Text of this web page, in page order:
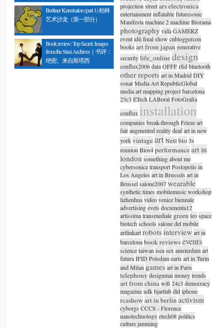
Berliner Kunstsalon (part 1) 柏林
艺术沙龙（第一部分）
Book review: Top Secret. Images
from the Stasi Archives｜书评：
绝密。来自斯塔西
projection streetars electronica
entertainmentinflatablefuturesonic
Manifestamachine 2 machineBiorama
photography vidaGAMERZ
eventidii final show cnbloggercon
books art from japan generative
securitylife_onlinedesign
conflux2006dataOFFFrfidbluetooth
other reports art in MadridDIY
sonarMedia Art RepublicGlobal
media art mapping projectbarcelona
23c3 ETech LABoralFotoGrafia
conflux installation
companies break-through Frieze art
fairaugmented realitydeafart in new
yorkvintageartNextbio3s
reunion Bios4performanceart in
london something about me
cybersonicatransportPostopolis in
Los Angeles art in Brussels art in
Brusselsalone2007wearable
synthetic times mobilemusic workshop
lizhenhuavideovenice biennale
advertisingevets documenta12
artissimatransmediale green leospace
biotech schools salone del mobile
artlinkartrobots interviewart in
barcelonabook reviewsevents
sciencetaiwan iseasex amsterdamart
futuraIFID Potsdamearts art in Turin
and Milan games art in Paris
telephony designmaimoneytrends
art from china wifi 24c3 democracy
magazineudkbjartlabdldiphone
rcashow art in berlin activism
cyborgs CCCS - Florence
nanotechnologyetech08politics
culture jamming